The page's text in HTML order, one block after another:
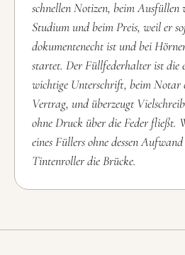
schnellen Notizen, beim
Studium und beim Preis, weil er
dokumentenecht ist und bei
startet. Der Füllfederhalter ist die
wichtige Unterschrift, beim Notar
Vertrag, und überzeugt
ohne Druck über die Feder fließt.
eines Füllers ohne dessen
Tintenroller die Brücke.